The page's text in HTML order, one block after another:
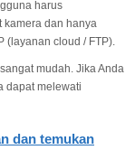
harus
kamera dan hanya
(layanan cloud / FTP).
mudah. Jika Anda
dapat melewati
dan temukan